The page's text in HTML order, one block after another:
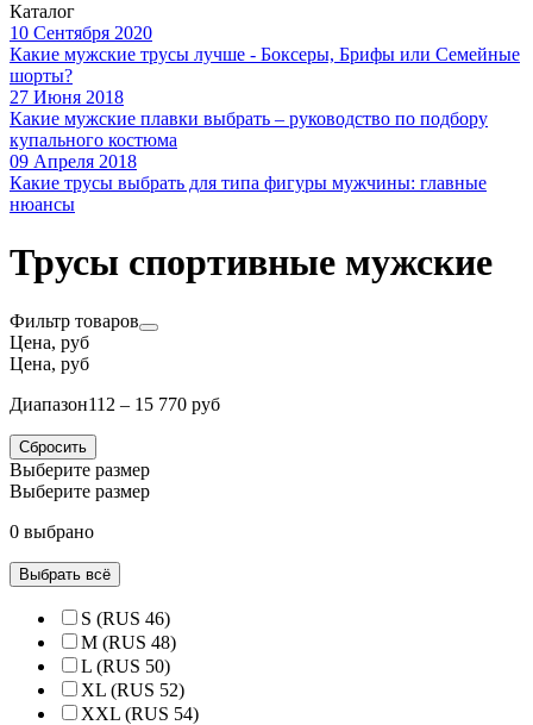
Каталог
10 Сентября 2020
Какие мужские трусы лучше - Боксеры, Брифы или Семейные
шорты?
27 Июня 2018
Какие мужские плавки выбрать – руководство по подбору
купального костюма
09 Апреля 2018
Какие трусы выбрать для типа фигуры мужчины: главные
нюансы
Трусы спортивные мужские
Фильтр товаров
Цена, руб
Цена, руб
Диапазон112 – 15 770 руб
Сбросить
Выберите размер
Выберите размер
0 выбрано
Выбрать всё
S (RUS 46)
M (RUS 48)
L (RUS 50)
XL (RUS 52)
XXL (RUS 54)